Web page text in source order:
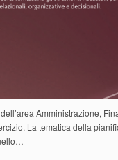
Amministrazione,
La tematica della